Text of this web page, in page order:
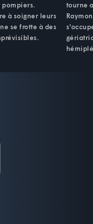
à soigner leurs
se frotte à des
tourne